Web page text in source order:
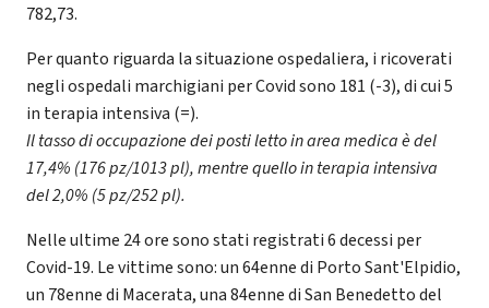
782,73.
Per quanto riguarda la situazione ospedaliera, i ricoverati
negli ospedali marchigiani per Covid sono 181 (-3), di cui 5
in terapia intensiva (=).
Il tasso di occupazione dei posti letto in area medica è del
17,4% (176 pz/1013 pl), mentre quello in terapia intensiva
del 2,0% (5 pz/252 pl).
Nelle ultime 24 ore sono stati registrati 6 decessi per
Covid-19. Le vittime sono: un 64enne di Porto Sant'Elpidio,
un 78enne di Macerata, una 84enne di San Benedetto del